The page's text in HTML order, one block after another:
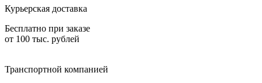
Курьерская доставка
Бесплатно при заказе
от 100 тыс. рублей
Транспортной компанией